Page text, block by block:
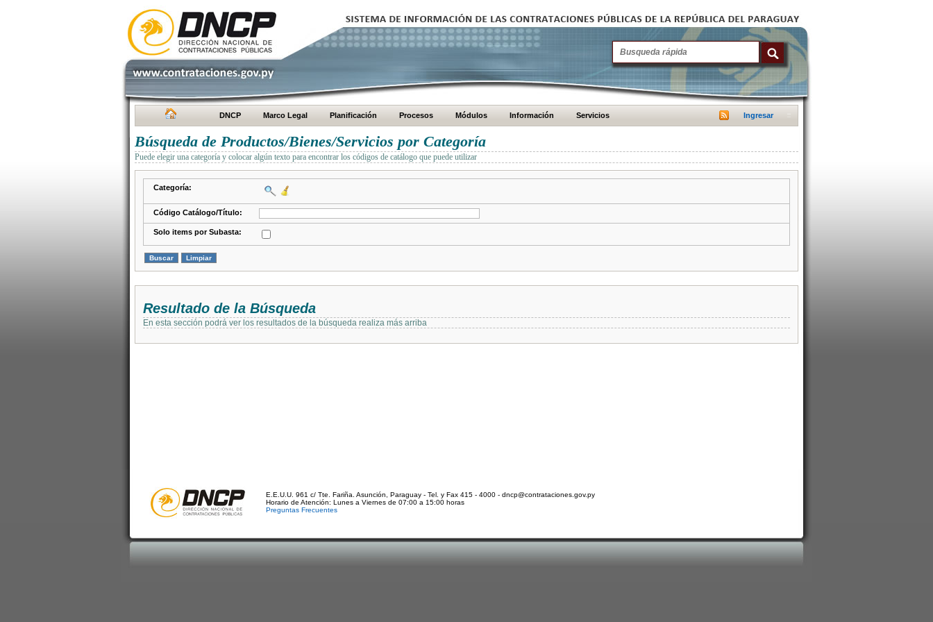
DNCP Marco Legal Planificación Procesos Módulos Información Servicios Ingresar
Búsqueda de Productos/Bienes/Servicios por Categoría
Puede elegir una categoría y colocar algún texto para encontrar los códigos de catálogo que puede utilizar
Categoría:
Código Catálogo/Título:
Solo items por Subasta:
Resultado de la Búsqueda
En esta sección podrá ver los resultados de la búsqueda realiza más arriba
E.E.U.U. 961 c/ Tte. Fariña. Asunción, Paraguay - Tel. y Fax 415 - 4000 - dncp@contrataciones.gov.py
Horario de Atención: Lunes a Viernes de 07:00 a 15:00 horas
Preguntas Frecuentes